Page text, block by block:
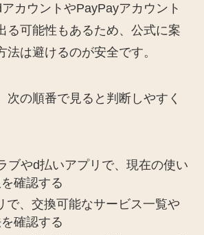
カウントやPayPayアカウント
る可能性もあるため、公式に案
法は避けるのが安全です。
次の順番で見ると判断しやすく
ブやd払いアプリで、現在の使い
確認する
で、交換可能なサービス一覧や
確認する